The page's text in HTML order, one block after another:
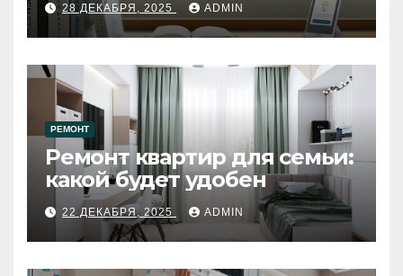
28 ДЕКАБРЯ, 2025 ADMIN
РЕМОНТ
Ремонт квартир для семьи:
какой будет удобен
22 ДЕКАБРЯ, 2025 ADMIN